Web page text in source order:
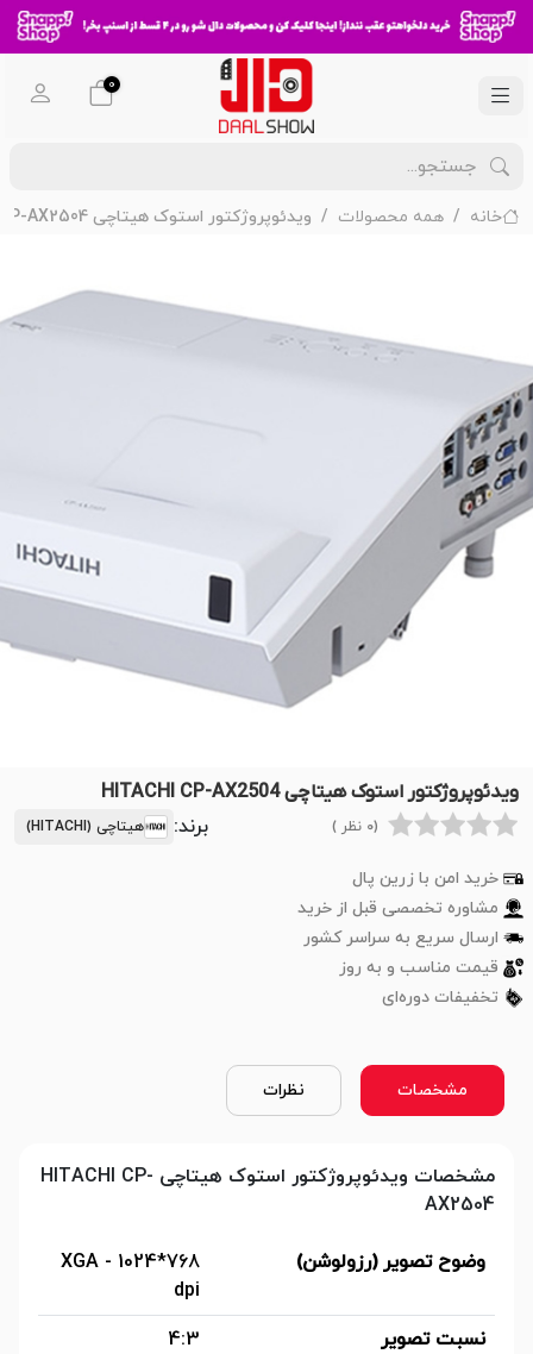
0
خانه همه محصولات ویدئوپروژکتور استوک هیتاچی HITACHI CP-AX2504
ویدئوپروژکتور استوک هیتاچی HITACHI CP-AX2504
(0 نظر ) برند: هیتاچی (HITACHI)
خرید امن با زرین پال
مشاوره تخصصی قبل از خرید
ارسال سریع به سراسر کشور
قیمت مناسب و به روز
تخفیفات دوره‌ای
مشخصات نظرات
مشخصات ویدئوپروژکتور استوک هیتاچی HITACHI CP-
AX2504
وضوح تصویر (رزولوشن)
XGA - 1024*768
dpi
نسبت تصویر
4:3